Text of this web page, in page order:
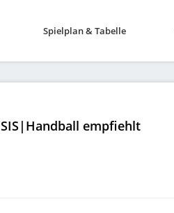
Spielplan & Tabelle
SIS|Handball empfiehlt